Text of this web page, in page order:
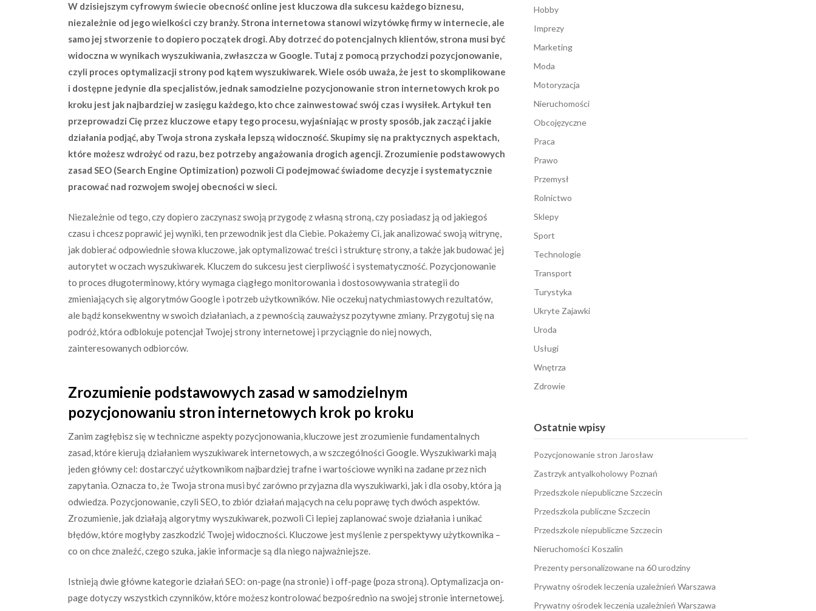
W dzisiejszym cyfrowym świecie obecność online jest kluczowa dla sukcesu każdego biznesu,
niezależnie od jego wielkości czy branży. Strona internetowa stanowi wizytówkę firmy w internecie, ale
samo jej stworzenie to dopiero początek drogi. Aby dotrzeć do potencjalnych klientów, strona musi być
widoczna w wynikach wyszukiwania, zwłaszcza w Google. Tutaj z pomocą przychodzi pozycjonowanie,
czyli proces optymalizacji strony pod kątem wyszukiwarek. Wiele osób uważa, że jest to skomplikowane
i dostępne jedynie dla specjalistów, jednak samodzielne pozycjonowanie stron internetowych krok po
kroku jest jak najbardziej w zasięgu każdego, kto chce zainwestować swój czas i wysiłek. Artykuł ten
przeprowadzi Cię przez kluczowe etapy tego procesu, wyjaśniając w prosty sposób, jak zacząć i jakie
działania podjąć, aby Twoja strona zyskała lepszą widoczność. Skupimy się na praktycznych aspektach,
które możesz wdrożyć od razu, bez potrzeby angażowania drogich agencji. Zrozumienie podstawowych
zasad SEO (Search Engine Optimization) pozwoli Ci podejmować świadome decyzje i systematycznie
pracować nad rozwojem swojej obecności w sieci.
Niezależnie od tego, czy dopiero zaczynasz swoją przygodę z własną stroną, czy posiadasz ją od jakiegoś
czasu i chcesz poprawić jej wyniki, ten przewodnik jest dla Ciebie. Pokażemy Ci, jak analizować swoją witrynę,
jak dobierać odpowiednie słowa kluczowe, jak optymalizować treści i strukturę strony, a także jak budować jej
autorytet w oczach wyszukiwarek. Kluczem do sukcesu jest cierpliwość i systematyczność. Pozycjonowanie
to proces długoterminowy, który wymaga ciągłego monitorowania i dostosowywania strategii do
zmieniających się algorytmów Google i potrzeb użytkowników. Nie oczekuj natychmiastowych rezultatów,
ale bądź konsekwentny w swoich działaniach, a z pewnością zauważysz pozytywne zmiany. Przygotuj się na
podróż, która odblokuje potencjał Twojej strony internetowej i przyciągnie do niej nowych,
zainteresowanych odbiorców.
Zrozumienie podstawowych zasad w samodzielnym
pozycjonowaniu stron internetowych krok po kroku
Zanim zagłębisz się w techniczne aspekty pozycjonowania, kluczowe jest zrozumienie fundamentalnych
zasad, które kierują działaniem wyszukiwarek internetowych, a w szczególności Google. Wyszukiwarki mają
jeden główny cel: dostarczyć użytkownikom najbardziej trafne i wartościowe wyniki na zadane przez nich
zapytania. Oznacza to, że Twoja strona musi być zarówno przyjazna dla wyszukiwarki, jak i dla osoby, która ją
odwiedza. Pozycjonowanie, czyli SEO, to zbiór działań mających na celu poprawę tych dwóch aspektów.
Zrozumienie, jak działają algorytmy wyszukiwarek, pozwoli Ci lepiej zaplanować swoje działania i unikać
błędów, które mogłyby zaszkodzić Twojej widoczności. Kluczowe jest myślenie z perspektywy użytkownika –
co on chce znaleźć, czego szuka, jakie informacje są dla niego najważniejsze.
Istnieją dwie główne kategorie działań SEO: on-page (na stronie) i off-page (poza stroną). Optymalizacja on-
page dotyczy wszystkich czynników, które możesz kontrolować bezpośrednio na swojej stronie internetowej.
Hobby
Imprezy
Marketing
Moda
Motoryzacja
Nieruchomości
Obcojęzyczne
Praca
Prawo
Przemysł
Rolnictwo
Sklepy
Sport
Technologie
Transport
Turystyka
Ukryte Zajawki
Uroda
Usługi
Wnętrza
Zdrowie
Ostatnie wpisy
Pozycjonowanie stron Jarosław
Zastrzyk antyalkoholowy Poznań
Przedszkole niepubliczne Szczecin
Przedszkola publiczne Szczecin
Przedszkole niepubliczne Szczecin
Nieruchomości Koszalin
Prezenty personalizowane na 60 urodziny
Prywatny ośrodek leczenia uzależnień Warszawa
Prywatny ośrodek leczenia uzależnień Warszawa